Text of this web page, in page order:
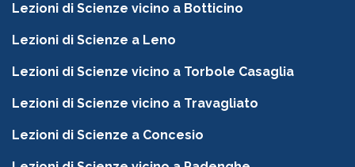
Lezioni di Scienze vicino a Botticino
Lezioni di Scienze a Leno
Lezioni di Scienze vicino a Torbole Casaglia
Lezioni di Scienze vicino a Travagliato
Lezioni di Scienze a Concesio